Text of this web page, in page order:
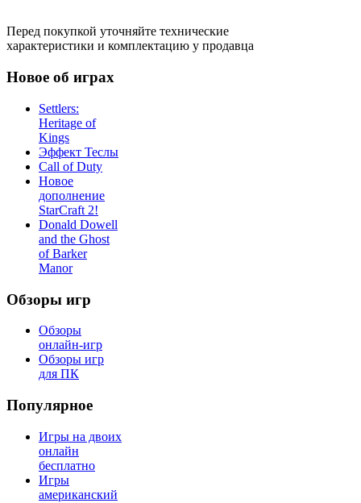
Перед покупкой уточняйте технические
характеристики и комплектацию у продавца
Новое об играх
Settlers:
Heritage of
Kings
Эффект Теслы
Call of Duty
Новое
дополнение
StarCraft 2!
Donald Dowell
and the Ghost
of Barker
Manor
Обзоры игр
Обзоры
онлайн-игр
Обзоры игр
для ПК
Популярное
Игры на двоих
онлайн
бесплатно
Игры
американский